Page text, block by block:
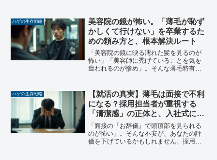
法を解説。雑居ビルだからできる「言い
訳」や、中身の見えない袋の秘密とは？
ハゲの生存戦略
美容院の鏡が怖い。「薄毛が恥ず
かしくて行けない」を卒業するた
めの頼み方と、根本解決ルート
「美容院の鏡に映る濡れた髪を見るのが
怖い」「美容師に禿げていることを気を
遣われるのが惨め」。そんな薄毛特有の
めの医学的なアプローチについて解説し
ます。
ハゲの生存戦略
【就活の真実】薄毛は面接で不利
になる？採用担当者が重視する
「清潔感」の正体と、入社式に向
けた対策
「面接の『お辞儀』で頭頂部を見られる
のが怖い」。そんな不安が、あなたの評
価を下げているかもしれません。採用担